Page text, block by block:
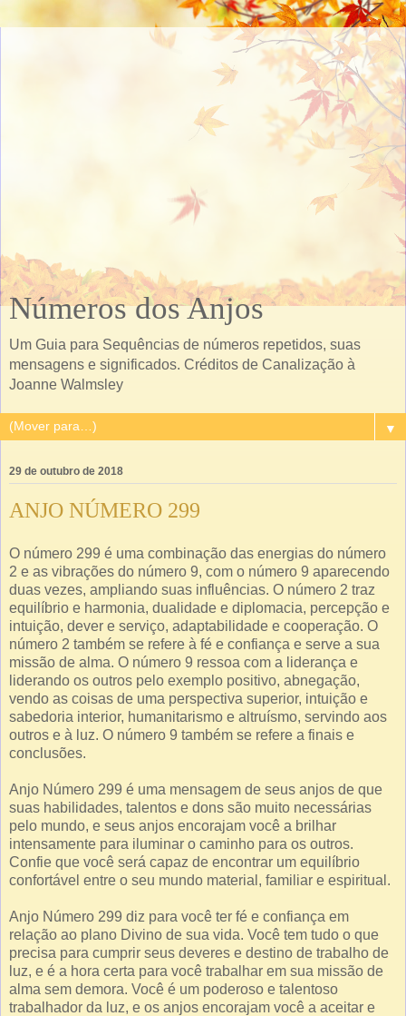
Números dos Anjos
Um Guia para Sequências de números repetidos, suas
mensagens e significados. Créditos de Canalização à
Joanne Walmsley
▼
29 de outubro de 2018
ANJO NÚMERO 299
O número 299 é uma combinação das energias do número
2 e as vibrações do número 9, com o número 9 aparecendo
duas vezes, ampliando suas influências. O número 2 traz
equilíbrio e harmonia, dualidade e diplomacia, percepção e
intuição, dever e serviço, adaptabilidade e cooperação. O
número 2 também se refere à fé e confiança e serve a sua
missão de alma. O número 9 ressoa com a liderança e
liderando os outros pelo exemplo positivo, abnegação,
vendo as coisas de uma perspectiva superior, intuição e
sabedoria interior, humanitarismo e altruísmo, servindo aos
outros e à luz. O número 9 também se refere a finais e
conclusões.
Anjo Número 299 é uma mensagem de seus anjos de que
suas habilidades, talentos e dons são muito necessárias
pelo mundo, e seus anjos encorajam você a brilhar
intensamente para iluminar o caminho para os outros.
Confie que você será capaz de encontrar um equilíbrio
confortável entre o seu mundo material, familiar e espiritual.
Anjo Número 299 diz para você ter fé e confiança em
relação ao plano Divino de sua vida. Você tem tudo o que
precisa para cumprir seus deveres e destino de trabalho de
luz, e é a hora certa para você trabalhar em sua missão de
alma sem demora. Você é um poderoso e talentoso
trabalhador da luz, e os anjos encorajam você a aceitar e